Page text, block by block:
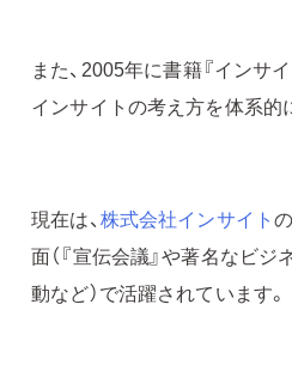
また、2005年に書籍『インサ
インサイトの考え方を体系的
現在は、株式会社インサイト
面（『宣伝会議』や著名なビ
動など）で活躍されています。